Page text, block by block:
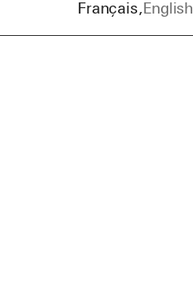
Français English